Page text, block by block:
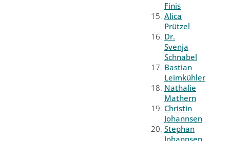
Finis
Alica
Prützel
Dr.
Svenja
Schnabel
Bastian
Leimkühler
Nathalie
Mathern
Christin
Johannsen
Stephan
Johannsen